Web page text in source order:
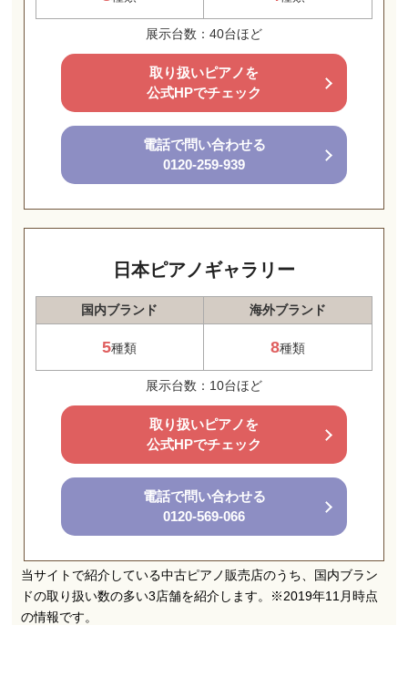
展示台数：40台ほど
取り扱いピアノを
公式HPでチェック
電話で問い合わせる
0120-259-939
日本ピアノギャラリー
国内ブランド 海外ブランド
5種類 8種類
展示台数：10台ほど
取り扱いピアノを
公式HPでチェック
電話で問い合わせる
0120-569-066